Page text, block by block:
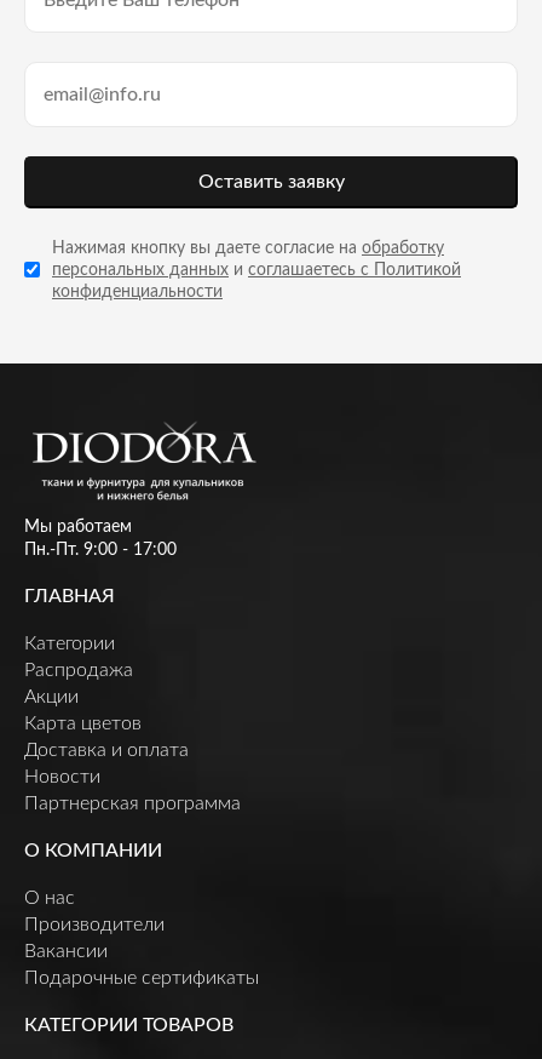
Оставить заявку
Нажимая кнопку вы даете согласие на обработку
персональных данных и соглашаетесь с Политикой
конфиденциальности
Мы работаем
Пн.-Пт. 9:00 - 17:00
ГЛАВНАЯ
Категории
Распродажа
Акции
Карта цветов
Доставка и оплата
Новости
Партнерская программа
О КОМПАНИИ
О нас
Производители
Вакансии
Подарочные сертификаты
КАТЕГОРИИ ТОВАРОВ